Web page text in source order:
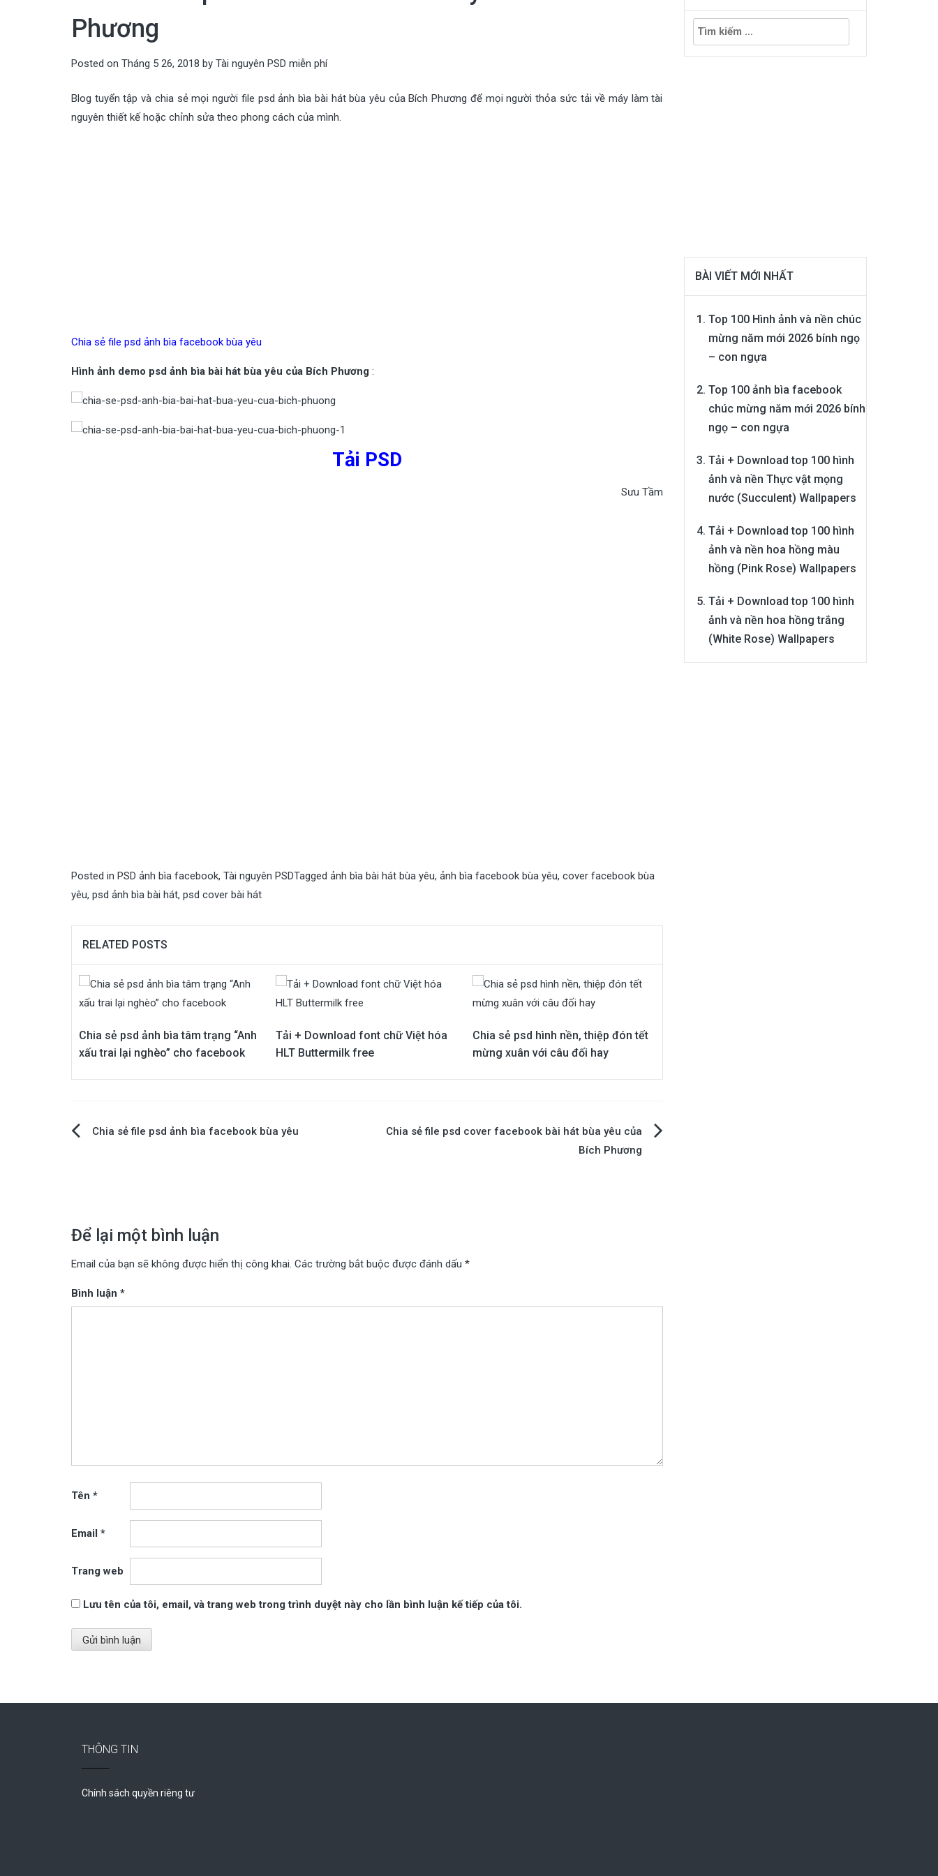
Phương
Posted on Tháng 5 26, 2018 by Tài nguyên PSD miễn phí
Blog tuyển tập và chia sẻ mọi người file psd ảnh bìa bài hát bùa yêu của Bích Phương để mọi người thỏa sức tải về máy làm tài
nguyên thiết kế hoặc chỉnh sửa theo phong cách của mình.
Chia sẻ file psd ảnh bìa facebook bùa yêu
Hình ảnh demo psd ảnh bìa bài hát bùa yêu của Bích Phương :
Tải PSD
Sưu Tầm
Posted in PSD ảnh bìa facebook, Tài nguyên PSDTagged ảnh bìa bài hát bùa yêu, ảnh bìa facebook bùa yêu, cover facebook bùa
yêu, psd ảnh bìa bài hát, psd cover bài hát
RELATED POSTS
Chia sẻ psd ảnh bìa tâm trạng “Anh
xấu trai lại nghèo” cho facebook
Tải + Download font chữ Việt hóa
HLT Buttermilk free
Chia sẻ psd hình nền, thiệp đón tết
mừng xuân với câu đối hay
Điều
viết
Chia sẻ file psd ảnh bìa facebook bùa yêu
Chia sẻ file psd cover facebook bài hát bùa yêu của
Bích Phương
Để lại một bình luận
Email của bạn sẽ không được hiển thị công khai. Các trường bắt buộc được đánh dấu *
Bình luận *
Tên *
Email *
Trang web
Lưu tên của tôi, email, và trang web trong trình duyệt này cho lần bình luận kế tiếp của tôi.
Tìm
kiếm
cho:
BÀI VIẾT MỚI NHẤT
Top 100 Hình ảnh và nền chúc
mừng năm mới 2026 bính ngọ
– con ngựa
Top 100 ảnh bìa facebook
chúc mừng năm mới 2026 bính
ngọ – con ngựa
Tải + Download top 100 hình
ảnh và nền Thực vật mọng
nước (Succulent) Wallpapers
Tải + Download top 100 hình
ảnh và nền hoa hồng màu
hồng (Pink Rose) Wallpapers
Tải + Download top 100 hình
ảnh và nền hoa hồng trắng
(White Rose) Wallpapers
THÔNG TIN
Chính sách quyền riêng tư